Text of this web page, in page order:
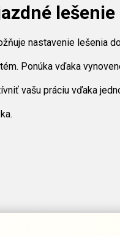
lešenie
nastavenie lešenia
Ponúka vďaka
vašu práciu vďaka